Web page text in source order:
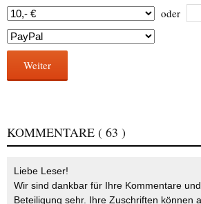
oder
Weiter
KOMMENTARE ( 63 )
Liebe Leser!
Wir sind dankbar für Ihre Kommentare
Beteiligung sehr. Ihre Zuschriften können